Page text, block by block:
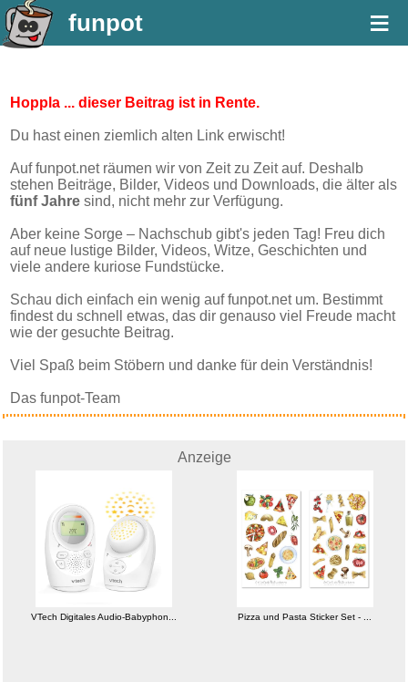
funpot ≡
Hoppla ... dieser Beitrag ist in Rente.
Du hast einen ziemlich alten Link erwischt!
Auf funpot.net räumen wir von Zeit zu Zeit auf. Deshalb
stehen Beiträge, Bilder, Videos und Downloads, die älter als
fünf Jahre sind, nicht mehr zur Verfügung.
Aber keine Sorge – Nachschub gibt's jeden Tag! Freu dich
auf neue lustige Bilder, Videos, Witze, Geschichten und
viele andere kuriose Fundstücke.
Schau dich einfach ein wenig auf funpot.net um. Bestimmt
findest du schnell etwas, das dir genauso viel Freude macht
wie der gesuchte Beitrag.
Viel Spaß beim Stöbern und danke für dein Verständnis!
Das funpot-Team
Anzeige
VTech Digitales Audio-Babyphon... Pizza und Pasta Sticker Set - ...